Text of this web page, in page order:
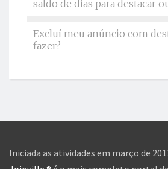
saldo de dias para destacar
Excluí meu anúncio com
fazer?
Iniciada as atividades em março de